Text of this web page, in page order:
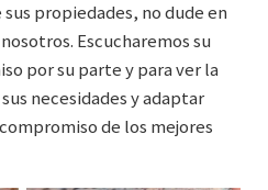
propiedades, no dude en
Escucharemos su
por su parte y para ver la
necesidades y adaptar
de los mejores